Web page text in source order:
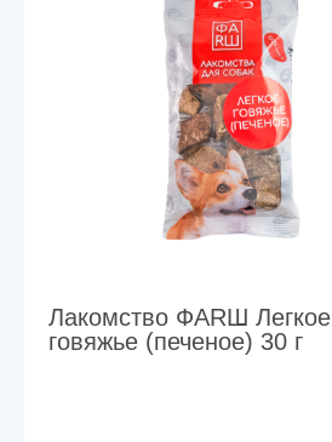
Лакомство ФАRШ Легкое
говяжье (печеное) 30 г